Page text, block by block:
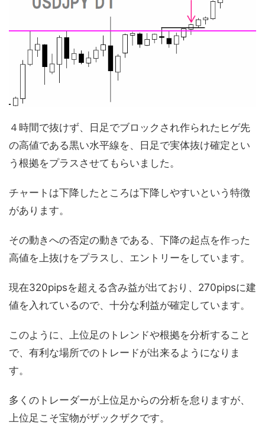
４時間で抜けず、日足でブロックされ作られたヒゲ先
の高値である黒い水平線を、日足で実体抜け確定とい
う根拠をプラスさせてもらいました。
チャートは下降したところは下降しやすいという特徴
があります。
その動きへの否定の動きである、下降の起点を作った
高値を上抜けをプラスし、エントリーをしています。
現在320pipsを超える含み益が出ており、270pipsに建
値を入れているので、十分な利益が確定しています。
このように、上位足のトレンドや根拠を分析すること
で、有利な場所でのトレードが出来るようになりま
す。
多くのトレーダーが上位足からの分析を怠りますが、
上位足こそ宝物がザックザクです。